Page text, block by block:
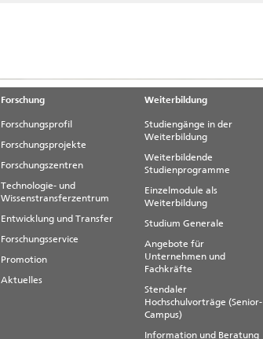
Forschung
Forschungsprofil
Forschungsprojekte
Forschungszentren
Technologie- und
Wissenstransferzentrum
Entwicklung und Transfer
Forschungsservice
Promotion
Aktuelles
Weiterbildung
Studiengänge in der
Weiterbildung
Weiterbildende
Studienprogramme
Einzelmodule als
Weiterbildung
Studium Generale
Angebote für
Unternehmen und
Fachkräfte
Stendaler
Hochschulvorträge (Senior-
Campus)
Information und Beratung